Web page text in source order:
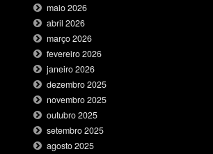
maio 2026
abril 2026
março 2026
fevereiro 2026
janeiro 2026
dezembro 2025
novembro 2025
outubro 2025
setembro 2025
agosto 2025